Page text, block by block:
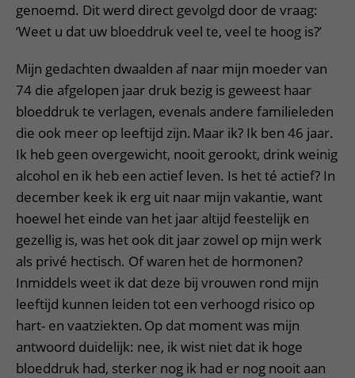
genoemd. Dit werd direct gevolgd door de vraag:
‘Weet u dat uw bloeddruk veel te, veel te hoog is?’
Mijn gedachten dwaalden af naar mijn moeder van
74 die afgelopen jaar druk bezig is geweest haar
bloeddruk te verlagen, evenals andere familieleden
die ook meer op leeftijd zijn. Maar ik? Ik ben 46 jaar.
Ik heb geen overgewicht, nooit gerookt, drink weinig
alcohol en ik heb een actief leven. Is het té actief? In
december keek ik erg uit naar mijn vakantie, want
hoewel het einde van het jaar altijd feestelijk en
gezellig is, was het ook dit jaar zowel op mijn werk
als privé hectisch. Of waren het de hormonen?
Inmiddels weet ik dat deze bij vrouwen rond mijn
leeftijd kunnen leiden tot een verhoogd risico op
hart- en vaatziekten. Op dat moment was mijn
antwoord duidelijk: nee, ik wist niet dat ik hoge
bloeddruk had, sterker nog ik had er nog nooit aan